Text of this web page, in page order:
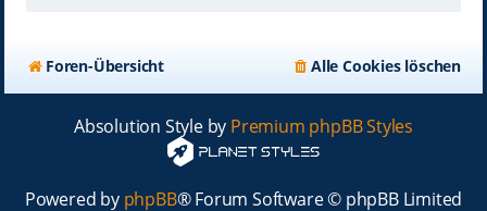
Foren-Übersicht Alle Cookies löschen
Absolution Style by Premium phpBB Styles
Powered by phpBB® Forum Software © phpBB Limited